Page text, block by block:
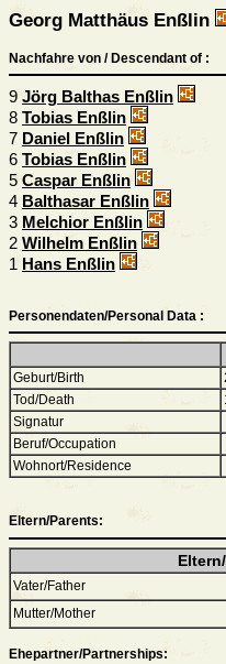
Georg Matthäus Enßlin
Nachfahre von / Descendant of :
9 Jörg Balthas Enßlin
8 Tobias Enßlin
7 Daniel Enßlin
6 Tobias Enßlin
5 Caspar Enßlin
4 Balthasar Enßlin
3 Melchior Enßlin
2 Wilhelm Enßlin
1 Hans Enßlin
Personendaten/Personal Data :
Geburt/Birth
Tod/Death
Signatur
Beruf/Occupation
Wohnort/Residence
Eltern/Parents:
Vater/Father
Mutter/Mother
Ehepartner/Partnerships: